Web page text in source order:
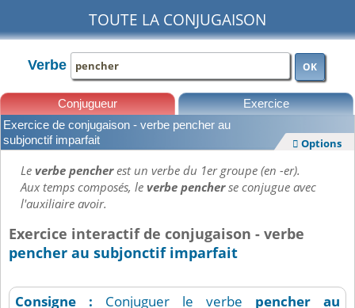
TOUTE LA CONJUGAISON
Verbe OK
Conjugueur Exercice
Leçons
Exercice de conjugaison - verbe pencher au
subjonctif imparfait
 Options
Leverbe pencherest un verbe du 1er groupe (en -er).
Aux temps composés, leverbe pencherse conjugue avec
l'auxiliaire avoir.
Exercice interactif de conjugaison - verbe
pencher au subjonctif imparfait
Consigne : Conjuguer le verbe pencher
au